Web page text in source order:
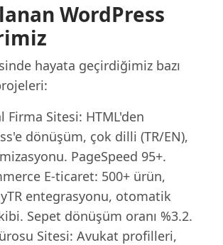
WordPress
hayata geçirdiğimiz bazı
Firma Sitesi: HTML'den
dönüşüm, çok dilli (TR/EN),
PageSpeed 95+.
E-ticaret: 500+ ürün,
entegrasyonu, otomatik
Sepet dönüşüm oranı %3.2.
Sitesi: Avukat profilleri,